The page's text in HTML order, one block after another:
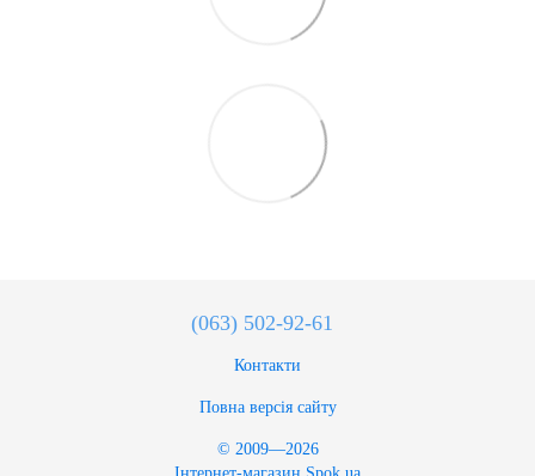
(063) 502-92-61
Контакти
Повна версія сайту
© 2009—2026